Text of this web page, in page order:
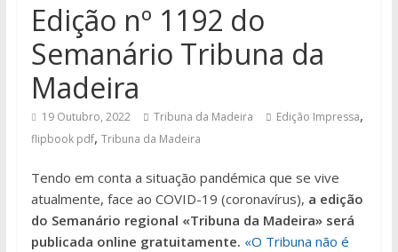
Edição nº 1192 do
Semanário Tribuna da
Madeira
19 Outubro, 2022 Tribuna da Madeira Edição Impressa,
flipbook pdf, Tribuna da Madeira
Tendo em conta a situação pandémica que se vive
atualmente, face ao COVID-19 (coronavírus), a edição
do Semanário regional «Tribuna da Madeira» será
publicada online gratuitamente. «O Tribuna não é